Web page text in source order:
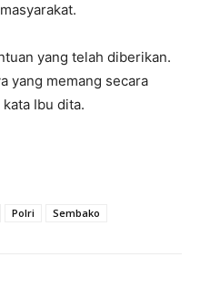
yang telah diberikan.
yang memang secara
Ibu dita.
Polri Sembako